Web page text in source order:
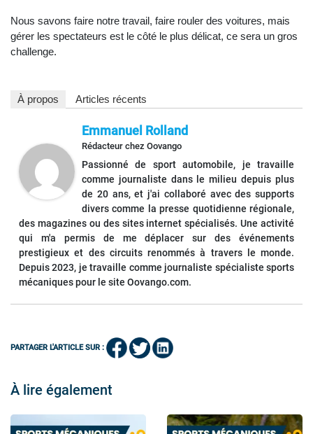
Nous savons faire notre travail, faire rouler des voitures, mais
gérer les spectateurs est le côté le plus délicat, ce sera un gros
challenge.
À propos Articles récents
Emmanuel Rolland
Rédacteur chez Oovango
Passionné de sport automobile, je travaille
comme journaliste dans le milieu depuis plus
de 20 ans, et j'ai collaboré avec des supports
divers comme la presse quotidienne régionale,
des magazines ou des sites internet spécialisés. Une activité
qui m'a permis de me déplacer sur des événements
prestigieux et des circuits renommés à travers le monde.
Depuis 2023, je travaille comme journaliste spécialiste sports
mécaniques pour le site Oovango.com.
PARTAGER L'ARTICLE SUR :
À lire également